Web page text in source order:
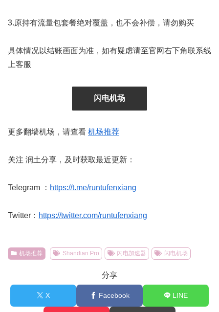
3.原持有流量包套餐绝对覆盖，也不会补偿，请勿购买
具体情况以结账画面为准，如有疑虑请至官网右下角联系线
上客服
闪电机场
更多翻墙机场，请查看 机场推荐
关注 润土分享，及时获取最近更新：
Telegram ： https://t.me/runtufenxiang
Twitter： https://twitter.com/runtufenxiang
机场推荐 Shandian Pro 闪电加速器 闪电机场
分享
X Facebook LINE